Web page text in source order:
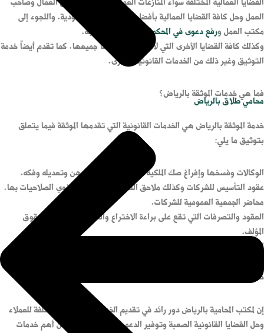
محامي طلاق بالرياض
العمل وحل كافة القضايا العمالية بأفضل الطرق القانونية الودية. واللجوء إلى
مكتب العمل ورفع دعوى في المحكمة العمالية
عند الحاجة.
وكذلك كافة القضايا الأخرى التي لا نستطيع ذكرها جميعها. كما تقدم أيضاً خدمة
التوثيق وغير ذلك من الخدمات القانونية الأخرى.
فما هي خدمات الموثقة بالرياض؟
خدمة الموثقة بالرياض هي الخدمات القانونية التي تقدمها الموثقة فيما يتعلق
بتوثيق ما يلي:
الوكالات وفسخها وإفراغ صك الملكية العقارية. وكذلك الرهن وتعديله وفكه.
عقود التأسيس للشركات وكذلك ملاحق التعديل وكل قرارات ذوي الصلاحيات بها.
محاضر الجمعية العمومية للشركات.
العقود والتصرفات التي تقع على براءة الاختراع والعلامات التجارية وحقوق
المؤلف.
العقود التي تقع على المال المنقول وإقرار الكفالة الغرامية والحضورية.
خدمات مكتب المحامية بالرياض.
إن لمكتب المحامية بالرياض دور رائد في تقديم الخدمات القانونية المختلفة للعملاء
وحل القضايا القانونية الصعبة وتوفير الدعم القانونية لهم. ومن أهم خدمات